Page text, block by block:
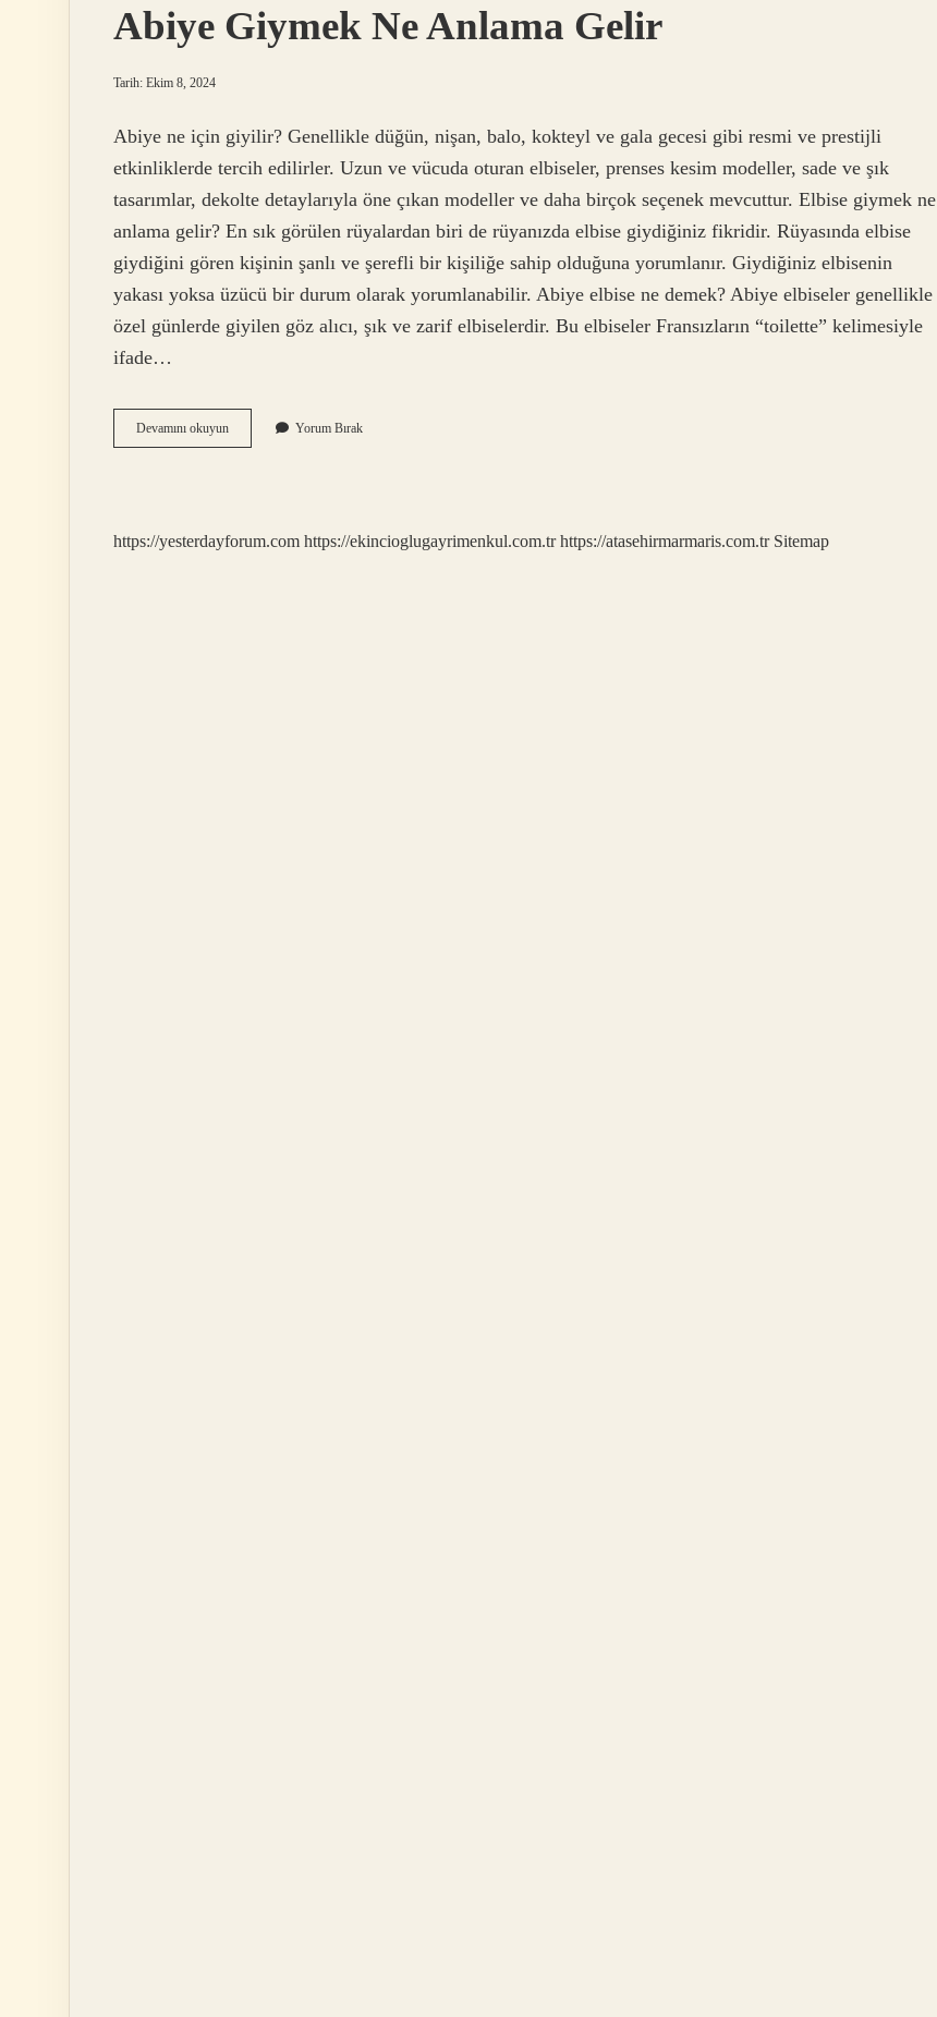
Abiye Giymek Ne Anlama Gelir
Tarih: Ekim 8, 2024
Abiye ne için giyilir? Genellikle düğün, nişan, balo, kokteyl ve gala gecesi gibi resmi ve prestijli
etkinliklerde tercih edilirler. Uzun ve vücuda oturan elbiseler, prenses kesim modeller, sade ve şık
tasarımlar, dekolte detaylarıyla öne çıkan modeller ve daha birçok seçenek mevcuttur. Elbise giymek ne
anlama gelir? En sık görülen rüyalardan biri de rüyanızda elbise giydiğiniz fikridir. Rüyasında elbise
giydiğini gören kişinin şanlı ve şerefli bir kişiliğe sahip olduğuna yorumlanır. Giydiğiniz elbisenin
yakası yoksa üzücü bir durum olarak yorumlanabilir. Abiye elbise ne demek? Abiye elbiseler genellikle
özel günlerde giyilen göz alıcı, şık ve zarif elbiselerdir. Bu elbiseler Fransızların “toilette” kelimesiyle
ifade…
Devamını okuyunAbiye
Giymek
Yorum Bırak
https://yesterdayforum.com https://ekincioglugayrimenkul.com.tr https://atasehirmarmaris.com.tr Sitemap